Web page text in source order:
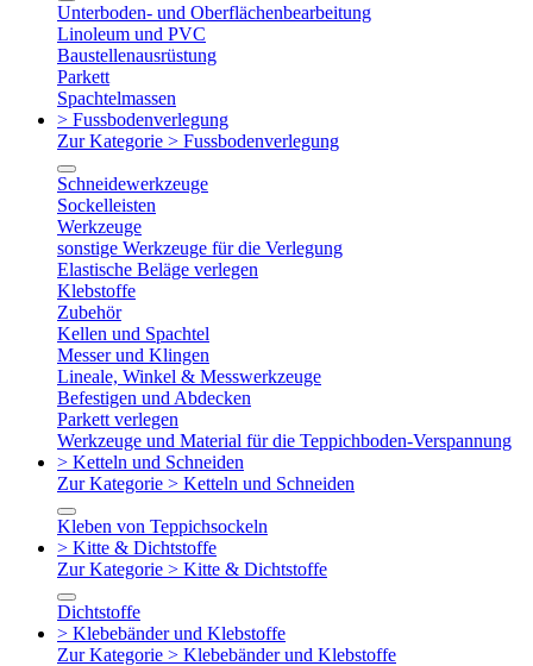
Unterboden- und Oberflächenbearbeitung
Linoleum und PVC
Baustellenausrüstung
Parkett
Spachtelmassen
> Fussbodenverlegung
Zur Kategorie > Fussbodenverlegung
Schneidewerkzeuge
Sockelleisten
Werkzeuge
sonstige Werkzeuge für die Verlegung
Elastische Beläge verlegen
Klebstoffe
Zubehör
Kellen und Spachtel
Messer und Klingen
Lineale, Winkel & Messwerkzeuge
Befestigen und Abdecken
Parkett verlegen
Werkzeuge und Material für die Teppichboden-Verspannung
> Ketteln und Schneiden
Zur Kategorie > Ketteln und Schneiden
Kleben von Teppichsockeln
> Kitte & Dichtstoffe
Zur Kategorie > Kitte & Dichtstoffe
Dichtstoffe
> Klebebänder und Klebstoffe
Zur Kategorie > Klebebänder und Klebstoffe